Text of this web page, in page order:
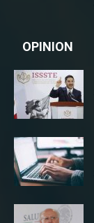
OPINION